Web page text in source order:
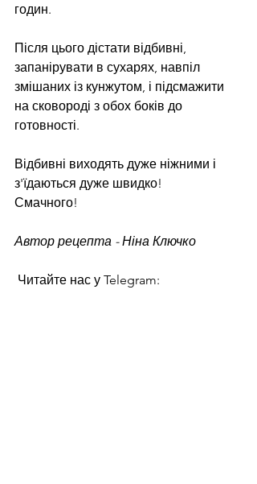
годин.
Після цього дістати відбивні,
запанірувати в сухарях, навпіл
змішаних із кунжутом, і підсмажити
на сковороді з обох боків до
готовності.
Відбивні виходять дуже ніжними і
з'їдаються дуже швидко!
Смачного!
Автор рецепта - Ніна Ключко
Читайте нас у Telegram: